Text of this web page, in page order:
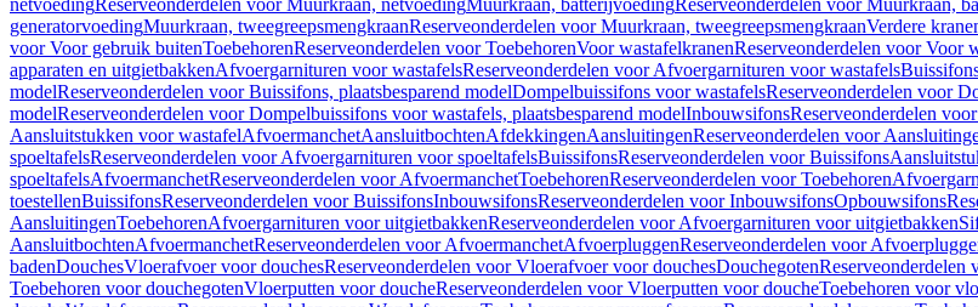
netvoedingReserveonderdelen voor Muurkraan, netvoedingMuurkraan, batterijvoedingReserveonderdelen voor Muurkraan,
generatorvoedingMuurkraan, tweegreepsmengkraanReserveonderdelen voor Muurkraan, tweegreepsmengkraanVerdere
voor Voor gebruik buitenToebehorenReserveonderdelen voor ToebehorenVoor wastafelkranenReserveonderdelen voor Voor
apparaten en uitgietbakkenAfvoergarnituren voor wastafelsReserveonderdelen voor Afvoergarnituren voor wastafels
modelReserveonderdelen voor Buissifons, plaatsbesparend modelDompelbuissifons voor wastafelsReserveonderdelen voor
modelReserveonderdelen voor Dompelbuissifons voor wastafels, plaatsbesparend modelInbouwsifonsReserveonderdelen
Aansluitstukken voor wastafelAfvoermanchetAansluitbochtenAfdekkingenAansluitingenReserveonderdelen voor
spoeltafelsReserveonderdelen voor Afvoergarnituren voor spoeltafelsBuissifonsReserveonderdelen voor Buissifons
spoeltafelsAfvoermanchetReserveonderdelen voor AfvoermanchetToebehorenReserveonderdelen voor Toebehoren
toestellenBuissifonsReserveonderdelen voor BuissifonsInbouwsifonsReserveonderdelen voor InbouwsifonsOpbouwsifons
AansluitingenToebehorenAfvoergarnituren voor uitgietbakkenReserveonderdelen voor Afvoergarnituren voor uitgietbakken
AansluitbochtenAfvoermanchetReserveonderdelen voor AfvoermanchetAfvoerpluggenReserveonderdelen voor
badenDouchesVloerafvoer voor douchesReserveonderdelen voor Vloerafvoer voor douchesDouchegotenReserveonderdelen
Toebehoren voor douchegotenVloerputten voor doucheReserveonderdelen voor Vloerputten voor doucheToebehoren voor